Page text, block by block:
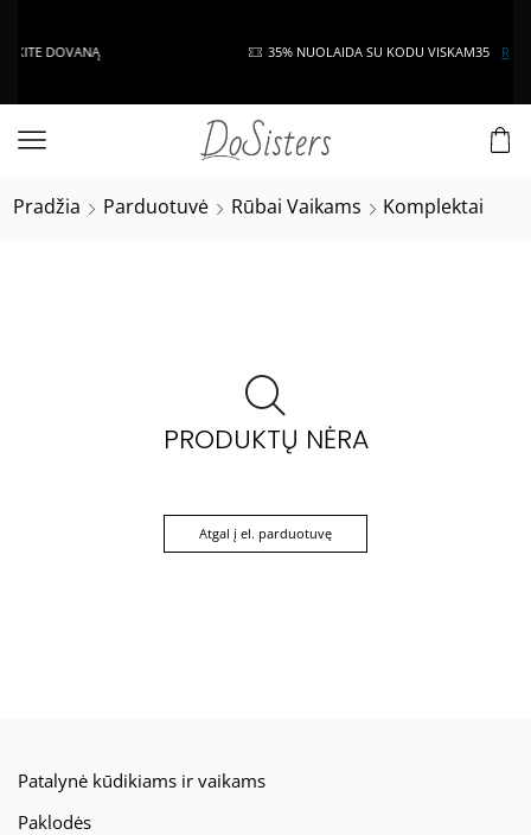
DOVANĄ 35% NUOLAIDA SU KODU VISKAM35 Read
Pradžia Parduotuvė Rūbai Vaikams Komplektai
PRODUKTŲ NĖRA
Atgal į el. parduotuvę
Patalynė kūdikiams ir vaikams
Paklodės